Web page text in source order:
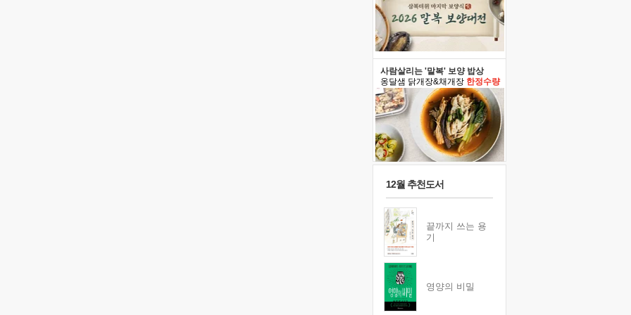
사람살리는 '말복' 보양 밥상
옹달샘 닭개장&채개장 한정수량
12월 추천도서
끝까지 쓰는 용
기
영양의 비밀